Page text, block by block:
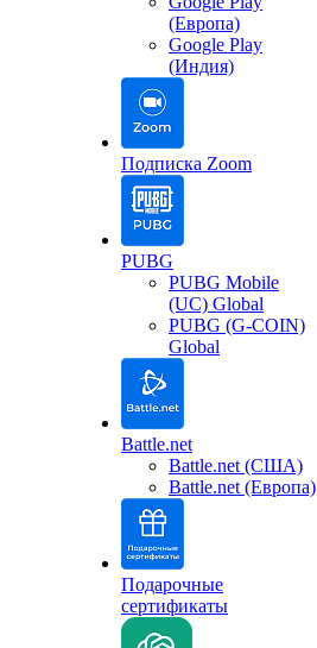
(Европа)
Google Play
(Индия)
Подписка Zoom
PUBG
PUBG Mobile
(UC) Global
PUBG (G-COIN)
Global
Battle.net
Battle.net (США)
Battle.net (Европа)
Подарочные
сертификаты